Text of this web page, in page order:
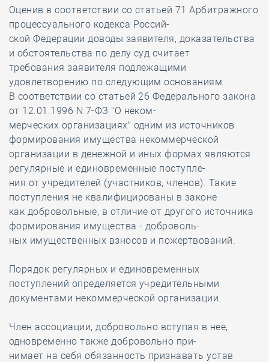
Оценив в соответствии со статьей 71 Арбитражного
процессуального кодекса Россий-
ской Федерации доводы заявителя, доказательства
и обстоятельства по делу суд считает
требования заявителя подлежащими
удовлетворению по следующим основаниям.
В соответствии со статьей 26 Федерального закона
от 12.01.1996 N 7-ФЗ "О неком-
мерческих организациях" одним из источников
формирования имущества некоммерческой
организации в денежной и иных формах являются
регулярные и единовременные поступле-
ния от учредителей (участников, членов). Такие
поступления не квалифицированы в законе
как добровольные, в отличие от другого источника
формирования имущества - доброволь-
ных имущественных взносов и пожертвований.
Порядок регулярных и единовременных
поступлений определяется учредительными
документами некоммерческой организации.
Член ассоциации, добровольно вступая в нее,
одновременно также добровольно при-
нимает на себя обязанность признавать устав